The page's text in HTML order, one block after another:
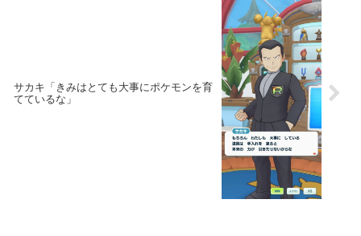
サカキ「きみはとても大事にポケモンを育
てているな」